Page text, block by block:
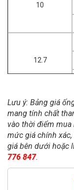
10
12.7
15.9 | 15
Lưu ý: Bảng giá
mang tính chất
vào thời điểm
mức giá chính
giá bên dưới hoặc
776 847.